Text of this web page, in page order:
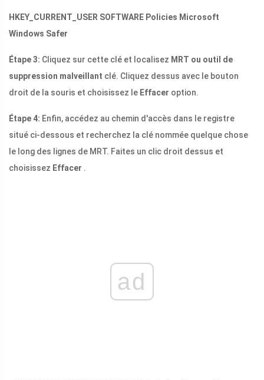
HKEY_CURRENT_USER SOFTWARE Policies Microsoft
Windows Safer
Étape 3: Cliquez sur cette clé et localisez MRT ou outil de
suppression malveillant clé. Cliquez dessus avec le bouton
droit de la souris et choisissez le Effacer option.
Étape 4: Enfin, accédez au chemin d'accès dans le registre
situé ci-dessous et recherchez la clé nommée quelque chose
le long des lignes de MRT. Faites un clic droit dessus et
choisissez Effacer .
ad